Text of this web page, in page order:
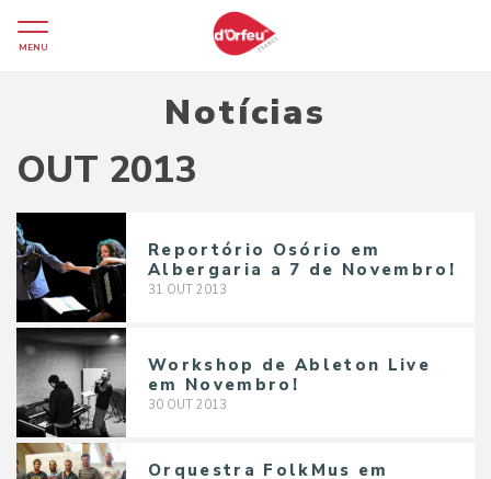
MENU
Notícias
OUT 2013
Reportório Osório em
Albergaria a 7 de Novembro!
31 OUT 2013
Workshop de Ableton Live
em Novembro!
30 OUT 2013
Orquestra FolkMus em